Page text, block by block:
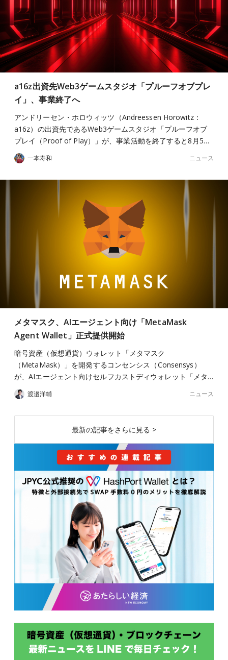
a16z出資先Web3ゲームスタジオ「プルーフオブプレ
イ」、事業終了へ
アンドリーセン・ホロウィッツ（Andreessen Horowitz：
a16z）の出資先であるWeb3ゲームスタジオ「プルーフオブ
プレイ（Proof of Play）」が、事業活動を終了すると8月5…
一本寿和 ニュース
メタマスク、AIエージェント向け「MetaMask
Agent Wallet」正式提供開始
暗号資産（仮想通貨）ウォレット「メタマスク
（MetaMask）」を開発するコンセンシス（Consensys）
が、AIエージェント向けセルフカストディウォレット「メタ…
渡邉洋輔 ニュース
最新の記事をさらに見る >